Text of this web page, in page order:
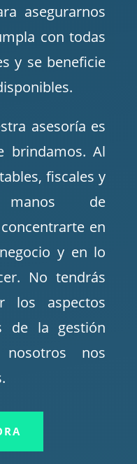
asegurarnos
con todas
y se beneficie
asesoría es
brindamos. Al
fiscales y
de
en
y en lo
No tendrás
los aspectos
de la gestión
nos